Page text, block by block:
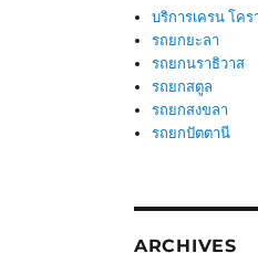
บริการเครน โค
รถยกยะลา
รถยกนราธิวาส
รถยกสตูล
รถยกสงขลา
รถยกปัตตานี
ARCHIVES